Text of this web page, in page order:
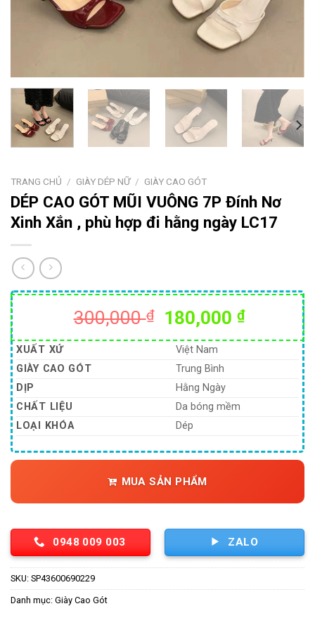
TRANG CHỦ / GIÀY DÉP NỮ / GIÀY CAO GÓT
DÉP CAO GÓT MŨI VUÔNG 7P Đính Nơ
Xinh Xắn , phù hợp đi hằng ngày LC17
300,000₫
Giá
gốc
là:
300,000 ₫.
180,000₫Giá
hiện
XUẤT XỨ
Việt Nam
GIÀY CAO GÓT
Trung Bình
DỊP
Hằng Ngày
CHẤT LIỆU
Da bóng mềm
LOẠI KHÓA
Dép
MUA SẢN PHẨM
0948 009 003 ZALO
SKU: SP43600690229
Danh mục: Giày Cao Gót